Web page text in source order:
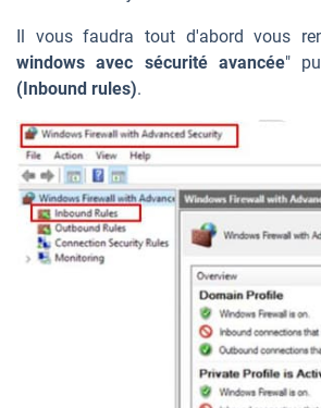
Il vous faudra tout d'abord vous
windows avec sécurité avancée"
(Inbound rules).